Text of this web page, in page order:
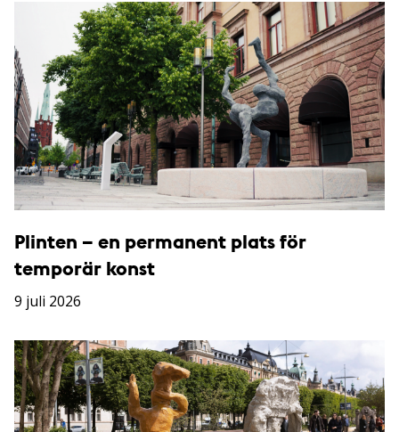
Plinten – en permanent plats för
temporär konst
9 juli 2026